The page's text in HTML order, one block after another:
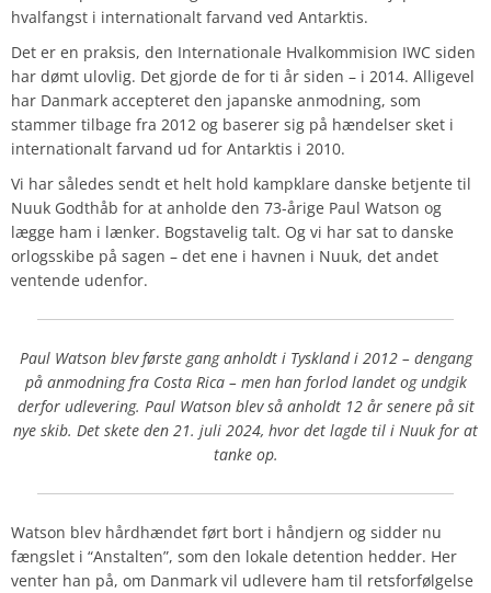
hvalfangst i internationalt farvand ved Antarktis.
Det er en praksis, den Internationale Hvalkommision IWC siden
har dømt ulovlig. Det gjorde de for ti år siden – i 2014. Alligevel
har Danmark accepteret den japanske anmodning, som
stammer tilbage fra 2012 og baserer sig på hændelser sket i
internationalt farvand ud for Antarktis i 2010.
Vi har således sendt et helt hold kampklare danske betjente til
Nuuk Godthåb for at anholde den 73-årige Paul Watson og
lægge ham i lænker. Bogstavelig talt. Og vi har sat to danske
orlogsskibe på sagen – det ene i havnen i Nuuk, det andet
ventende udenfor.
Paul Watson blev første gang anholdt i Tyskland i 2012 – dengang
på anmodning fra Costa Rica – men han forlod landet og undgik
derfor udlevering. Paul Watson blev så anholdt 12 år senere på sit
nye skib. Det skete den 21. juli 2024, hvor det lagde til i Nuuk for at
tanke op.
Watson blev hårdhændet ført bort i håndjern og sidder nu
fængslet i “Anstalten”, som den lokale detention hedder. Her
venter han på, om Danmark vil udlevere ham til retsforfølgelse